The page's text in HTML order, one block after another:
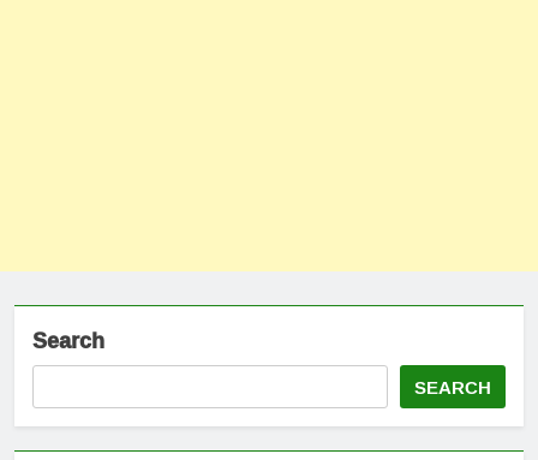
Search
SEARCH